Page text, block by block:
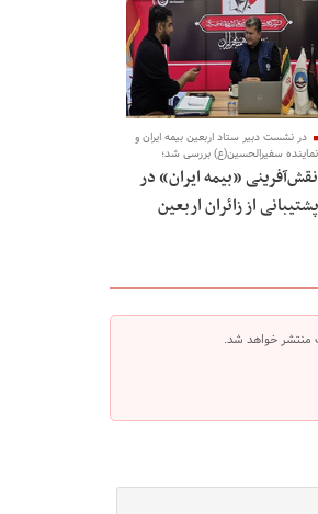
در نشست دبیر ستاد اربعین بیمه ایران و
نماینده سفیرالحسین(ع) بررسی شد؛
نقش‌آفرینی «بیمه ایران» در
پشتیبانی از زائران اربعین
منتشر خواهد شد.